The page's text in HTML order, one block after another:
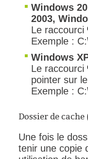
Windows
2003,
Le raccourci
Exemple :
Windows
Le raccourci
pointer sur
Exemple :
Dossier de
Une fois le
tenir une copie